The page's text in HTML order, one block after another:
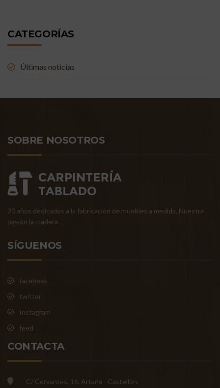
CATEGORÍAS
Últimas noticias
SOBRE NOSOTROS
20 años dedicados a la fabricación de muebles a medida. Nuestra
pasión la madera.
SÍGUENOS
facebook
twitter
Instagram
feed
CONTACTA
C/ Cervantes, 16. Artana - Castellón.